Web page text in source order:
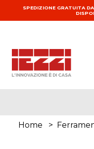
Salta al contenuto
SPEDIZIONE GRATUITA
Home >